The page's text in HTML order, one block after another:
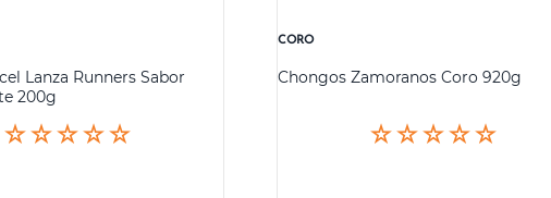
Lanza Runners Sabor
200g
☆☆☆☆☆
CORO
Chongos Zamoranos Coro 920g
☆☆☆☆☆